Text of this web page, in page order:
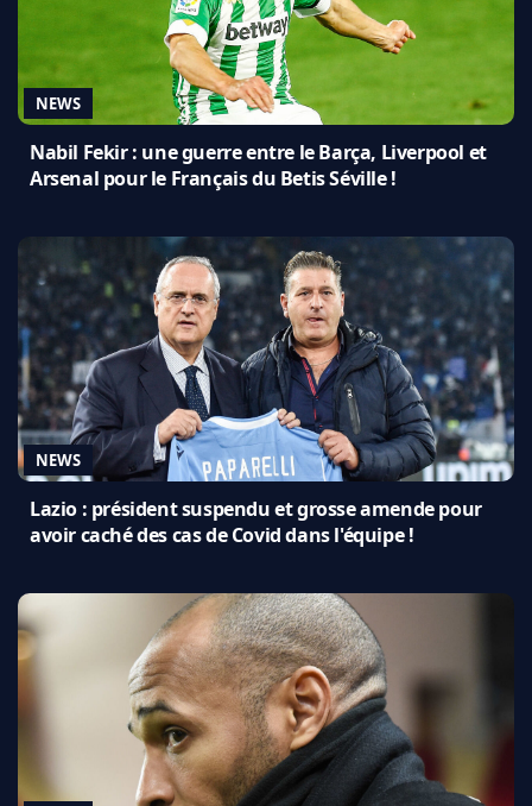
NEWS
Nabil Fekir : une guerre entre le Barça, Liverpool et
Arsenal pour le Français du Betis Séville !
NEWS
Lazio : président suspendu et grosse amende pour
avoir caché des cas de Covid dans l'équipe !